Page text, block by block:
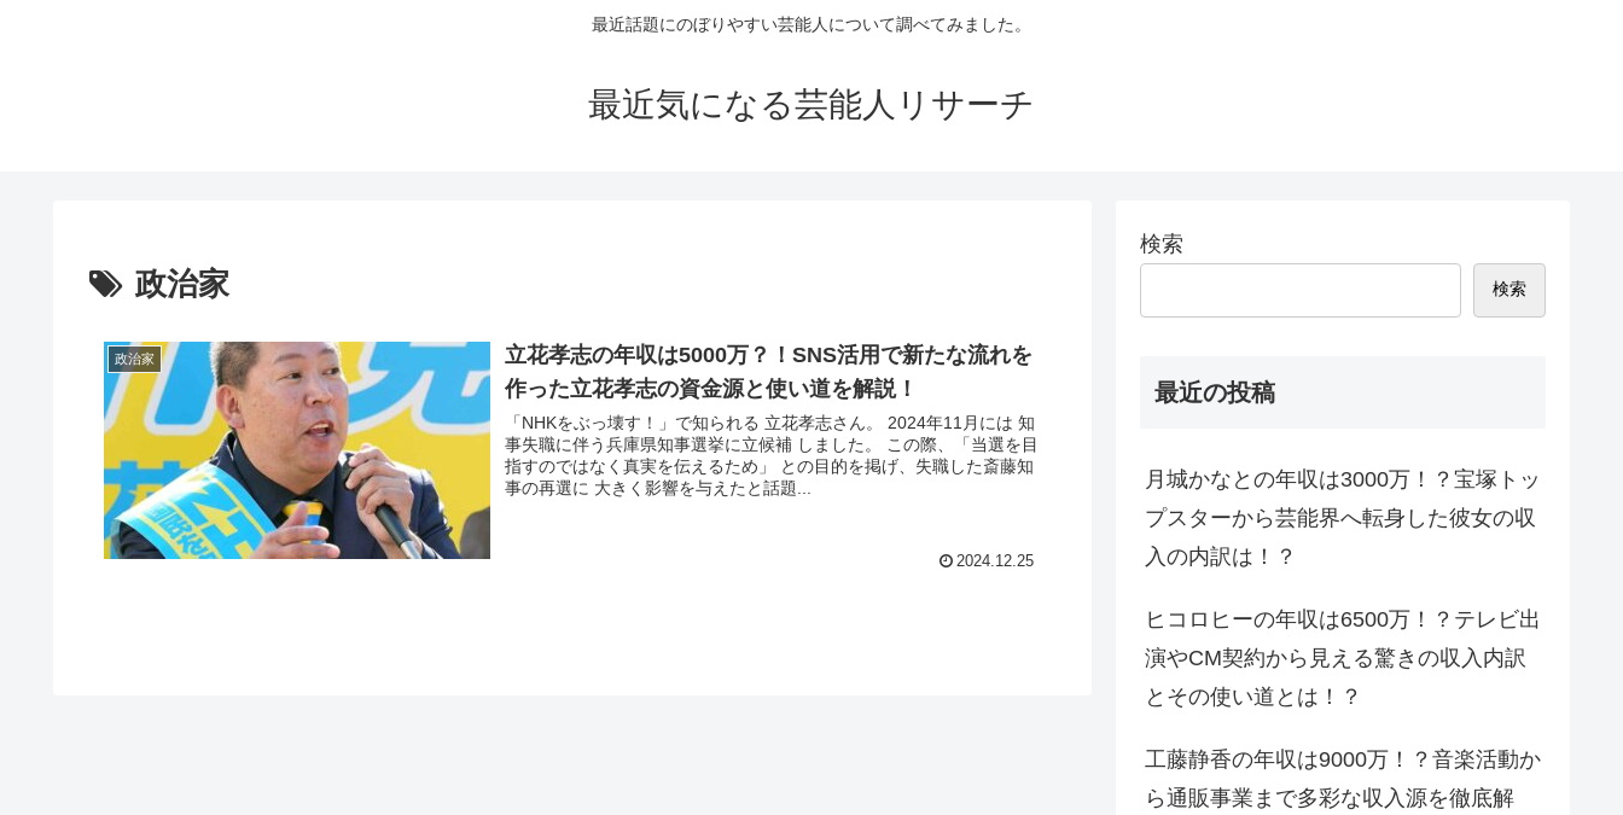
最近話題にのぼりやすい芸能人について調べてみました。
最近気になる芸能人リサーチ
政治家
政治家
立花孝志の年収は5000万？！SNS活用で新たな流れを
作った立花孝志の資金源と使い道を解説！
「NHKをぶっ壊す！」で知られる 立花孝志さん。 2024年11月には 知
事失職に伴う兵庫県知事選挙に立候補 しました。 この際、「当選を目
指すのではなく真実を伝えるため」 との目的を掲げ、失職した斎藤知
事の再選に 大きく影響を与えたと話題...
2024.12.25
検索
検索
最近の投稿
月城かなとの年収は3000万！？宝塚トッ
プスターから芸能界へ転身した彼女の収
入の内訳は！？
ヒコロヒーの年収は6500万！？テレビ出
演やCM契約から見える驚きの収入内訳
とその使い道とは！？
工藤静香の年収は9000万！？音楽活動か
ら通販事業まで多彩な収入源を徹底解